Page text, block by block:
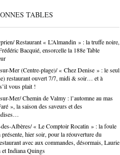
TABLES
Restaurant « L’Almandin » : la truffe noire,
Bacquié, ensorcelle la 188e Table
Mer (Centre-plage)/ « Chez Denise » : le seul
restaurant ouvert 7/7, midi & soir… et à
vous plait !
Mer/ Chemin de Valmy : l’automne au mas
», la saison des saveurs et des
Albères/ « Le Comptoir Rocatin » : la foule
présente, hier soir, pour la réouverture du
avec aux commandes, désormais, Laurie
Indiana Quings